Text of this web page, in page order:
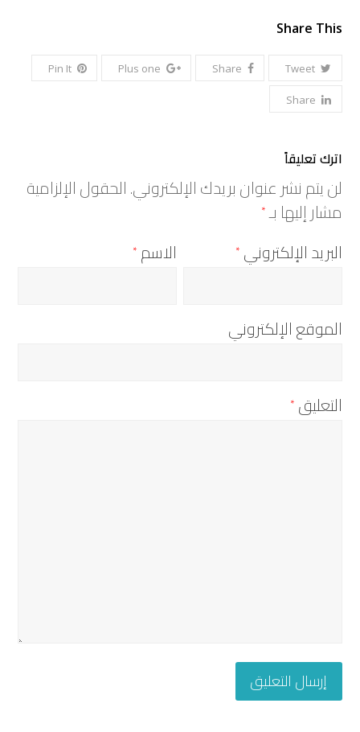
Share This
Tweet
Share
Plus one
Pin It
Share
اترك تعليقاً
لن يتم نشر عنوان بريدك الإلكتروني.الحقول الإلزامية
مشار إليها بـ*
الاسم * البريد الإلكتروني *
الموقع الإلكتروني
التعليق *